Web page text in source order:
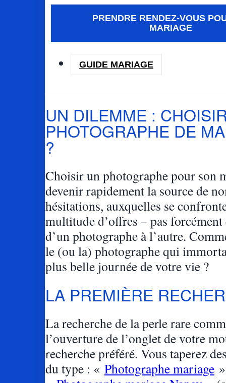
PRENDRE RENDEZ-VOUS
MARIAGE
GUIDE MARIAGE
UN DILEMME :
PHOTOGRAPHE DE
?
Choisir un photographe pour son
devenir rapidement la source de
hésitations, auxquelles se
multitude d’offres – pas
d’un photographe à l’autre.
le (ou la) photographe qui
plus belle journée de votre vie ?
LA PREMIÈRE
La recherche de la perle rare
l’ouverture de l’onglet de votre
recherche préféré. Vous taperez
du type : « Photographe mariage